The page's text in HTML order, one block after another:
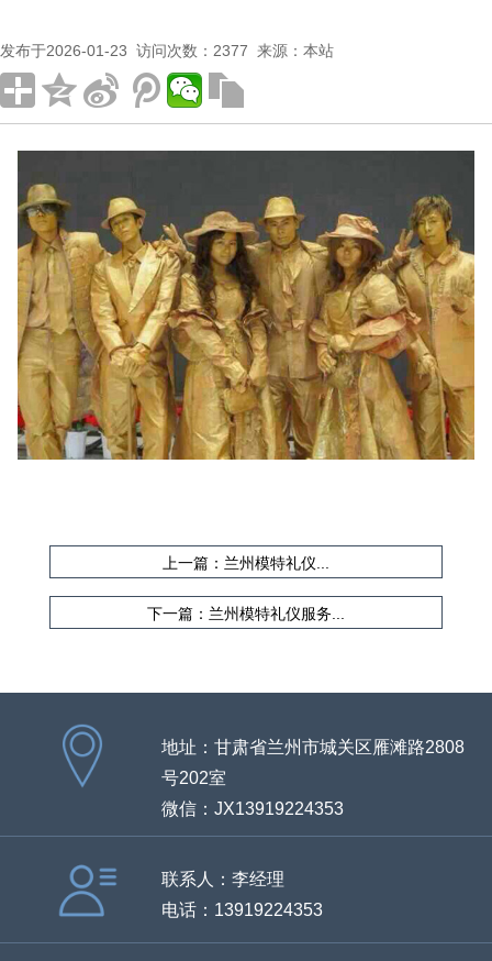
发布于2026-01-23 访问次数：2377 来源：本站
上一篇：兰州模特礼仪...
下一篇：兰州模特礼仪服务...
地址：甘肃省兰州市城关区雁滩路2808
号202室
微信：JX13919224353
联系人：李经理
电话：13919224353